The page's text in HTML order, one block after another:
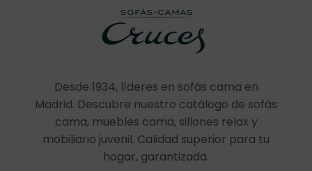
Desde 1934, líderes en sofás cama en
Madrid. Descubre nuestro catálogo de sofás
cama, muebles cama, sillones relax y
mobiliario juvenil. Calidad superior para tu
hogar, garantizada.